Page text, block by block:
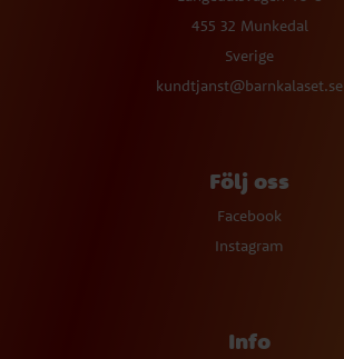
455 32 Munkedal
Sverige
kundtjanst@barnkalaset.se
Följ oss
Facebook
Instagram
Info